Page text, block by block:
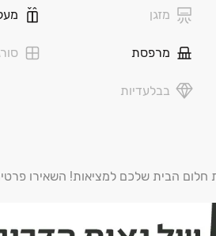
גנים ובתי ספר, מרכז מסחרי, בתי
הנוחה משכונת 'נאות הדרים' בה
מזגן
מרפסת
בבלעדיות
חלום הבית שלכם למציאות! השאירו